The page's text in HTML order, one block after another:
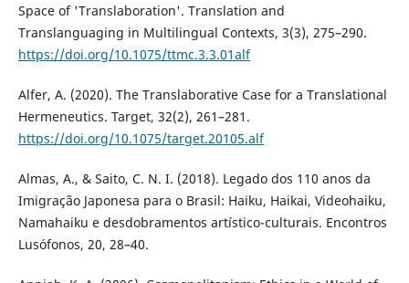
Space of 'Translaboration'. Translation and
Translanguaging in Multilingual Contexts, 3(3), 275–290.
https://doi.org/10.1075/ttmc.3.3.01alf
Alfer, A. (2020). The Translaborative Case for a Translational
Hermeneutics. Target, 32(2), 261–281.
https://doi.org/10.1075/target.20105.alf
Almas, A., & Saito, C. N. I. (2018). Legado dos 110 anos da
Imigração Japonesa para o Brasil: Haiku, Haikai, Videohaiku,
Namahaiku e desdobramentos artístico-culturais. Encontros
Lusófonos, 20, 28–40.